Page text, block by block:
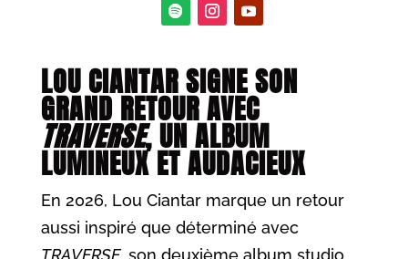
LOU CIANTAR SIGNE SON
GRAND RETOUR AVEC
TRAVERSE, UN ALBUM
LUMINEUX ET AUDACIEUX
En 2026, Lou Ciantar marque un retour
aussi inspiré que déterminé avec
TRAVERSE, son deuxième album studio.